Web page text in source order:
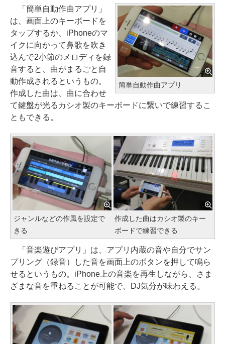
簡単自動作曲アプリ
「簡単自動作曲アプリ」
は、画面上のキーボードを
タップするか、iPhoneのマ
イクに向かって鼻歌を吹き
込んで2小節のメロディを録
音すると、曲がまるごと自
動作成されるというもの。
作成した曲は、曲に合わせ
て鍵盤が光るカシオ製のキーボードに繋いで練習するこ
ともできる。
ジャンルなどの作風を設定で
きる
作成した曲はカシオ製のキー
ボードで練習できる
「音楽遊びアプリ」は、アプリ内蔵の音や自分でサン
プリング（録音）した音を画面上のボタンを押して鳴ら
せるというもの。iPhone上の音楽を再生しながら、さま
ざまな音を重ねることが可能で、DJ気分が味わえる。